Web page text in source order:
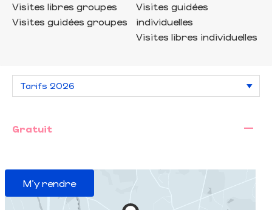
Visites libres groupes
Visites guidées groupes
Visites guidées
individuelles
Visites libres individuelles
Gratuit —
M'y rendre